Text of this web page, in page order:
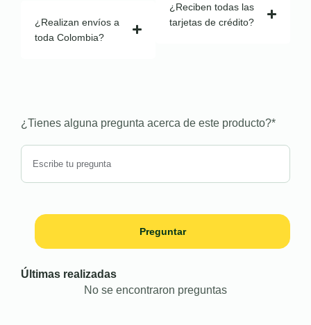
¿Realizan envíos a
toda Colombia?
¿Reciben todas las
tarjetas de crédito?
¿Tienes alguna pregunta acerca de este producto?*
Preguntar
Últimas realizadas
No se encontraron preguntas